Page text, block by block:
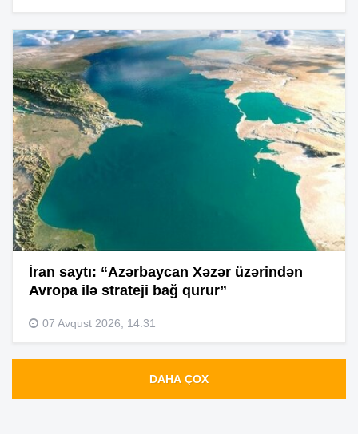
İran saytı: “Azərbaycan Xəzər üzərindən
Avropa ilə strateji bağ qurur”
07 Avqust 2026, 14:31
DAHA ÇOX